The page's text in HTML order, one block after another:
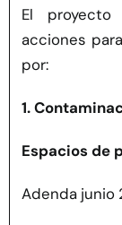
El proyecto
acciones
por:
1.
Espacios de
Adenda junio